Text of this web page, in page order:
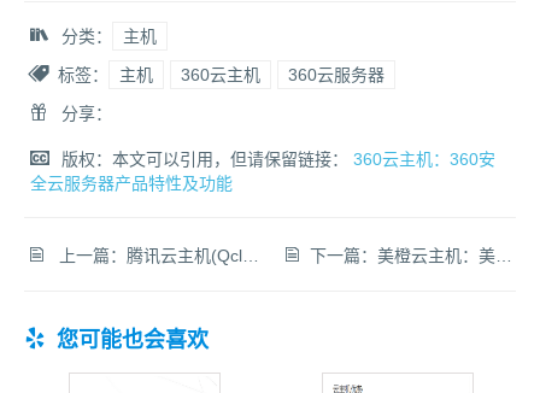
分类：
主机
标签：
主机 360云主机
360云服务器
分享：
版权：本文可以引用，但请保留链接： 360云主机：360安
全云服务器产品特性及功能
上一篇： 腾讯云主机(Qcloud)混合云解决方案，内网级混合云,兼顾弹性与安全 下一篇：美橙云主机：美橙互联云服务器优势对比
您可能也会喜欢